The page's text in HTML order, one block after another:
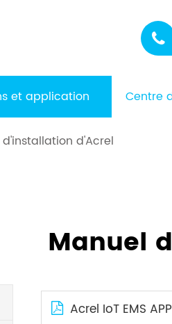

et application Centre
d'Acrel
Manuel
Acrel IoT EMS